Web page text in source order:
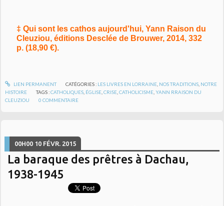
‡ Qui sont les cathos aujourd'hui, Yann Raison du
Cleuziou, éditions Desclée de Brouwer, 2014, 332
p. (18,90 €).
LIEN PERMANENT CATÉGORIES : LES LIVRES EN LORRAINE, NOS TRADITIONS, NOTRE
HISTOIRE
TAGS :CATHOLIQUES ÉGLISE ,CRISE ,CATHOLICISME ,YANN RRAISON DU
CLEUZIOU
0 COMMENTAIRE
00H00 10 FÉVR. 2015
La baraque des prêtres à Dachau,
1938-1945